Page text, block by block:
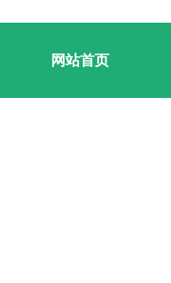
网站首页